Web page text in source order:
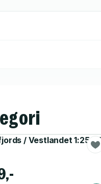
Opplevelsesguide
/ Vestlandet 1:250